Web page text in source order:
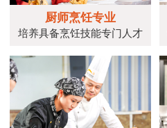
厨师烹饪专业
培养具备烹饪技能专门人才